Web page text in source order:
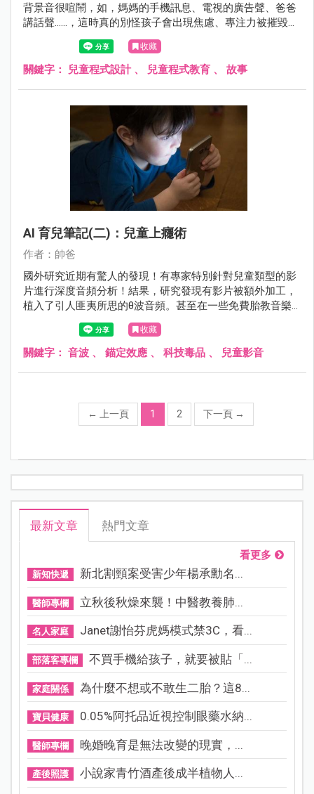
背景音很喧鬧，如，媽媽的手機訊息、電視的廣告聲、爸爸
講話聲......，這時真的別怪孩子會出現焦慮、專注力被摧毀的
情形了。這些是環境造成的啊！
收藏
關鍵字： 兒童程式設計、 兒童程式教育 、 故事
AI 育兒筆記(二)：兒童上癮術
作者：帥爸
國外研究近期有驚人的發現！有專家特別針對兒童類型的影
片進行深度音頻分析！結果，研究發現有影片被額外加工，
植入了引人匪夷所思的θ波音頻。甚至在一些免費胎教音樂
裡，也發現能引發這種特殊頻率的音波。 這些聲音波段成人
是聽不到的。
收藏
關鍵字： 音波 、 錨定效應 、 科技毒品 、 兒童影音
← 上一頁 1 2 下一頁 →
最新文章 熱門文章
看更多
新知快遞 新北割頸案受害少年楊承勳名...
醫師專欄 立秋後秋燥來襲！中醫教養肺...
名人家庭 Janet謝怡芬虎媽模式禁3C，看...
部落客專欄 不買手機給孩子，就要被貼「...
家庭關係 為什麼不想或不敢生二胎？這8...
寶貝健康 0.05%阿托品近視控制眼藥水納...
醫師專欄 晚婚晚育是無法改變的現實，...
產後照護 小說家青竹酒產後成半植物人...